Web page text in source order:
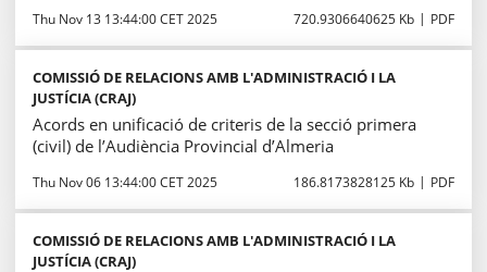
Thu Nov 13 13:44:00 CET 2025 720.9306640625 Kb PDF
COMISSIÓ DE RELACIONS AMB L'ADMINISTRACIÓ I LA
JUSTÍCIA (CRAJ)
Acords en unificació de criteris de la secció primera
(civil) de l’Audiència Provincial d’Almeria
Thu Nov 06 13:44:00 CET 2025 186.8173828125 Kb PDF
COMISSIÓ DE RELACIONS AMB L'ADMINISTRACIÓ I LA
JUSTÍCIA (CRAJ)